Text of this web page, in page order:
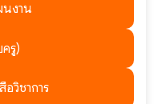
งาน
รู)
วิชาการ